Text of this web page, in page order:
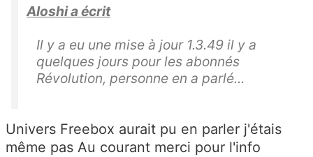
Aloshi a écrit
Il y a eu une mise à jour 1.3.49 il y a
quelques jours pour les abonnés
Révolution, personne en a parlé...
Univers Freebox aurait pu en parler j'étais
même pas Au courant merci pour l'info